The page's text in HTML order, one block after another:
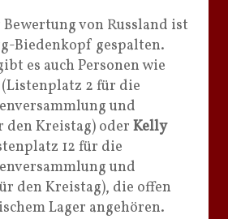
von Russland ist
Biedenkopf gespalten.
es auch Personen wie
(Listenplatz 2 für die
und
Kreistag) oder Kelly
12 für die
und
den Kreistag), die offen
Lager angehören.